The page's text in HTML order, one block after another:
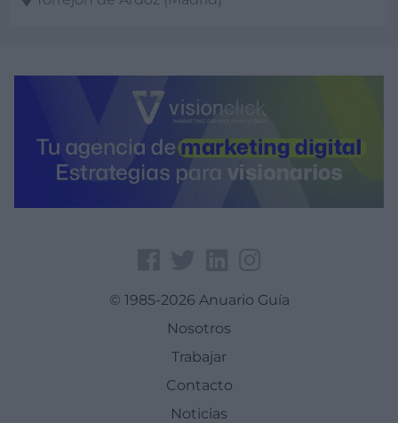
© 1985-2026 Anuario Guía
Nosotros
Trabajar
Contacto
Noticias